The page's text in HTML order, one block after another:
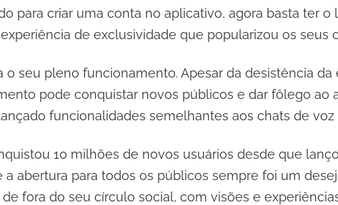
para criar uma conta no aplicativo, agora basta ter o
de exclusividade que popularizou os seus
seu pleno funcionamento. Apesar da desistência da
pode conquistar novos públicos e dar fôlego ao
funcionalidades semelhantes aos chats de voz
10 milhões de novos usuários desde que
abertura para todos os públicos sempre foi um
fora do seu círculo social, com visões e